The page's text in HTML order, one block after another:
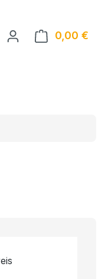
hast 0 Produkte auf
0,00 €